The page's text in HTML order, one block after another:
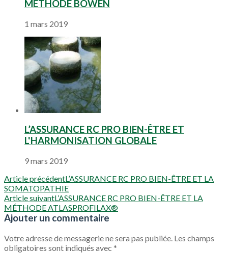
MÉTHODE BOWEN
1 mars 2019
L’ASSURANCE RC PRO BIEN-ÊTRE ET
L'HARMONISATION GLOBALE
9 mars 2019
Article précédentL’ASSURANCE RC PRO BIEN-ÊTRE ET LA
SOMATOPATHIE
Article suivantL’ASSURANCE RC PRO BIEN-ÊTRE ET LA
MÉTHODE ATLASPROFILAX®
Ajouter un commentaire
Votre adresse de messagerie ne sera pas publiée. Les champs
obligatoires sont indiqués avec *